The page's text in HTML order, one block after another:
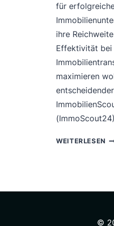
für
ihre
Effektivität bei
maximieren
WEITERLESEN
©